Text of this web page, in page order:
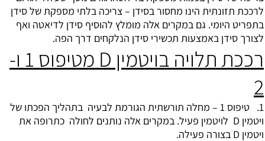
לרככת תזונתית הינו מחסור בסידן – צריכה בלתי מספקת של סידן
בתפריט היומי. גם במקרים אלה מומלץ להוסיף סידן לדיאטה ואף
לצורך סידן באמצעות תכשירי סידן הנלקחים דרך הפה.
רככת תלויה בויטמין D מטיפוס 1 ו-
2
1. טיפוס 1 – מחלה תורשתית הגורמת לבעיה בתהליך הפכתו של
ויטמין D לויטמין פעיל. במקרים אלה נותנים לחולה כתרופה את
ויטמין D בצורה פעילה.